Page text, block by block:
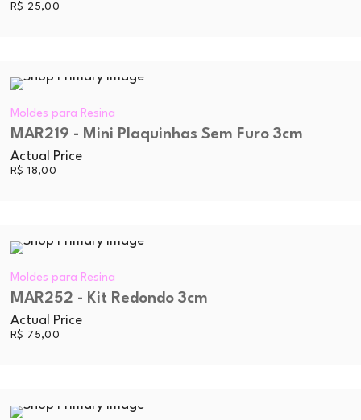
R$ 25,00
Moldes para Resina
MAR219 - Mini Plaquinhas Sem Furo 3cm
Actual Price
R$ 18,00
Moldes para Resina
MAR252 - Kit Redondo 3cm
Actual Price
R$ 75,00